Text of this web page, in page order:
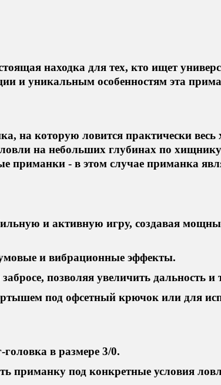
находка для тех, кто ищет
и уникальным особенностям эта
на которую ловится практически
на небольших глубинах по
приманки - в этом случае приманка
и активную игру, создавая
и вибрационные эффекты.
позволяя увеличить дальность и
под офсетный крючок или для
в размере 3/0.
приманку под конкретные условия